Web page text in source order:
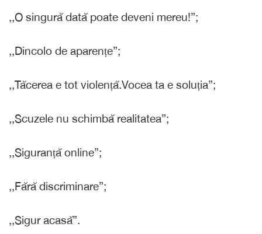
,,O singură dată poate deveni mereu!”;
,,Dincolo de aparențe”;
,,Tăcerea e tot violență.Vocea ta e soluția”;
,,Scuzele nu schimbă realitatea”;
,,Siguranță online”;
,,Fără discriminare”;
,,Sigur acasă”.